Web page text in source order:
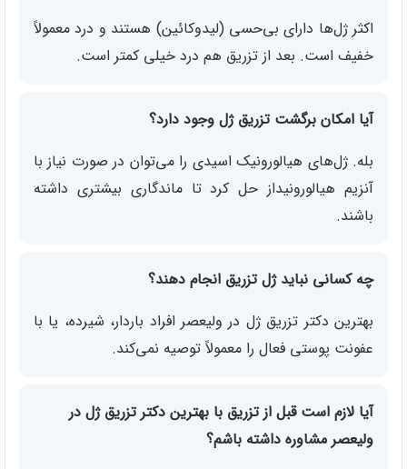
اکثر ژل‌ها دارای بی‌حسی (لیدوکائین) هستند و درد معمولاً
خفیف است. بعد از تزریق هم درد خیلی کمتر است.
آیا امکان برگشت تزریق ژل وجود دارد؟
بله. ژل‌های هیالورونیک اسیدی را می‌توان در صورت نیاز با
آنزیم هیالورونیداز حل کرد تا ماندگاری بیشتری داشته
باشند.
چه کسانی نباید ژل تزریق انجام دهند؟
بهترین دکتر تزریق ژل در ولیعصر افراد باردار، شیرده، یا با
عفونت پوستی فعال را معمولاً توصیه نمی‌کند.
آیا لازم است قبل از تزریق با بهترین دکتر تزریق ژل در
ولیعصر مشاوره داشته باشم؟